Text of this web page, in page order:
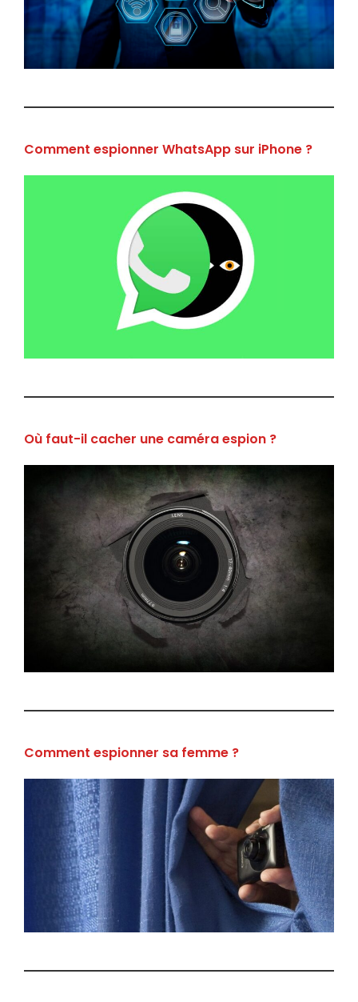
Comment espionner WhatsApp sur iPhone ?
Où faut-il cacher une caméra espion ?
Comment espionner sa femme ?